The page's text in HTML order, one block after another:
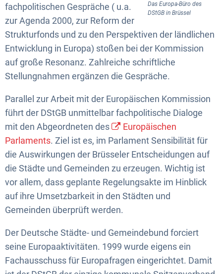
Das Europa-Büro des
DStGB in Brüssel
fachpolitischen Gespräche ( u.a.
zur Agenda 2000, zur Reform der
Strukturfonds und zu den Perspektiven der ländlichen
Entwicklung in Europa) stoßen bei der Kommission
auf große Resonanz. Zahlreiche schriftliche
Stellungnahmen ergänzen die Gespräche.
Parallel zur Arbeit mit der Europäischen Kommission
führt der DStGB unmittelbar fachpolitische Dialoge
mit den Abgeordneten des
Europäischen
Parlaments. Ziel ist es, im Parlament Sensibilität für
die Auswirkungen der Brüsseler Entscheidungen auf
die Städte und Gemeinden zu erzeugen. Wichtig ist
vor allem, dass geplante Regelungsakte im Hinblick
auf ihre Umsetzbarkeit in den Städten und
Gemeinden überprüft werden.
Der Deutsche Städte- und Gemeindebund forciert
seine Europaaktivitäten. 1999 wurde eigens ein
Fachausschuss für Europafragen eingerichtet. Damit